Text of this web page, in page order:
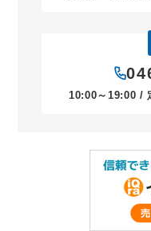
10:00～19:00 /